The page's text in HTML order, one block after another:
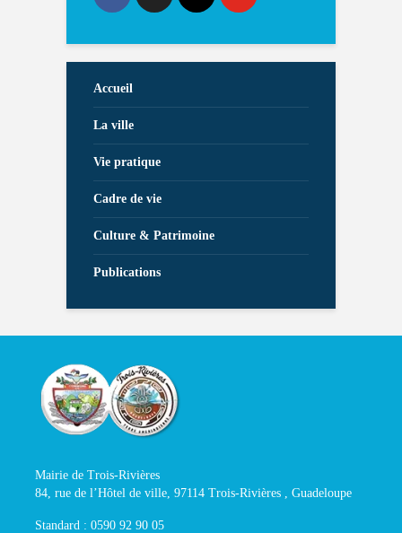
Accueil
La ville
Vie pratique
Cadre de vie
Culture & Patrimoine
Publications
Mairie de Trois-Rivières
84, rue de l’Hôtel de ville, 97114 Trois-Rivières , Guadeloupe
Standard : 0590 92 90 05